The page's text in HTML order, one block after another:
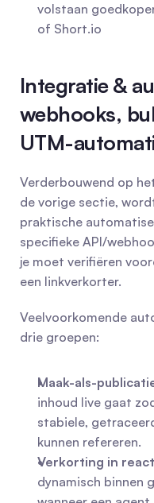
volstaan
of Short.io
Integratie &
webhooks,
UTM-
Verderbouwend op
de vorige sectie,
praktische
specifieke API/
je moet verifiëren
een linkverkorter.
Veelvoorkomende
drie groepen:
Maak-als-
inhoud live gaat
stabiele,
kunnen refereren.
Verkorting in
dynamisch binnen